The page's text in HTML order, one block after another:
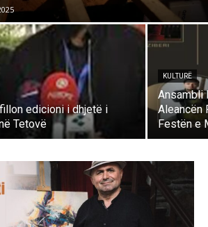
edicioni i dhjetë i
Tetovë
KULTURË
Ansambli
Aleancën
Festën e